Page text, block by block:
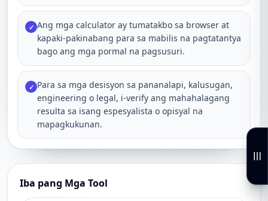
✓ Ang mga calculator ay tumatakbo sa browser at
kapaki-pakinabang para sa mabilis na pagtatantya
bago ang mga pormal na pagsusuri.
✓ Para sa mga desisyon sa pananalapi, kalusugan,
engineering o legal, i-verify ang mahahalagang
resulta sa isang espesyalista o opisyal na
mapagkukunan.
Iba pang Mga Tool